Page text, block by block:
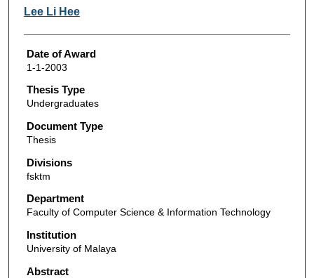
Author
Lee Li Hee
Date of Award
1-1-2003
Thesis Type
Undergraduates
Document Type
Thesis
Divisions
fsktm
Department
Faculty of Computer Science & Information Technology
Institution
University of Malaya
Abstract